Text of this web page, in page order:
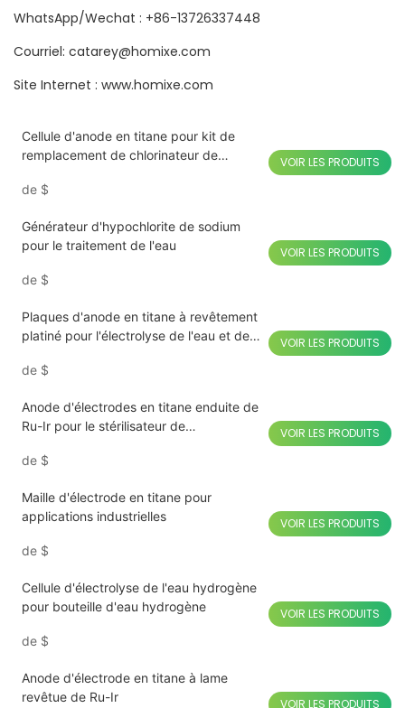
WhatsApp/Wechat : +86-13726337448
Courriel: catarey@homixe.com
Site Internet : www.homixe.com
Cellule d'anode en titane pour kit de
remplacement de chlorinateur de
de $
VOIR LES PRODUITS
Générateur d'hypochlorite de sodium
pour le traitement de l'eau
de $
VOIR LES PRODUITS
Plaques d'anode en titane à revêtement
platiné pour l'électrolyse de l'eau et de
de $
VOIR LES PRODUITS
Anode d'électrodes en titane enduite de
Ru-Ir pour le stérilisateur de
de $
VOIR LES PRODUITS
Maille d'électrode en titane pour
applications industrielles
de $
VOIR LES PRODUITS
Cellule d'électrolyse de l'eau hydrogène
pour bouteille d'eau hydrogène
de $
VOIR LES PRODUITS
Anode d'électrode en titane à lame
revêtue de Ru-Ir
VOIR LES PRODUITS